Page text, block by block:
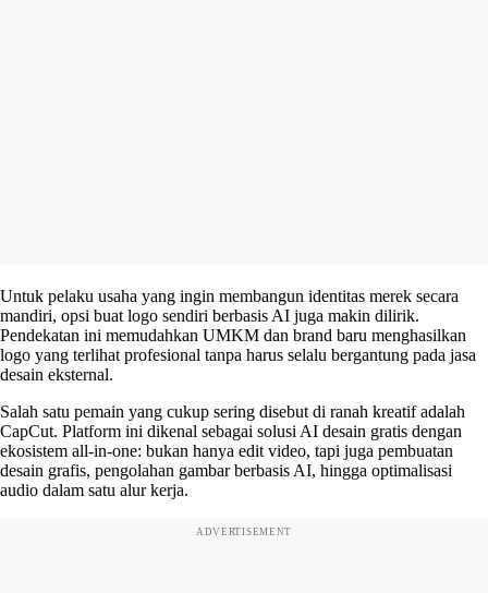
Untuk pelaku usaha yang ingin membangun identitas merek secara
mandiri, opsi buat logo sendiri berbasis AI juga makin dilirik.
Pendekatan ini memudahkan UMKM dan brand baru menghasilkan
logo yang terlihat profesional tanpa harus selalu bergantung pada jasa
desain eksternal.
Salah satu pemain yang cukup sering disebut di ranah kreatif adalah
CapCut. Platform ini dikenal sebagai solusi AI desain gratis dengan
ekosistem all-in-one: bukan hanya edit video, tapi juga pembuatan
desain grafis, pengolahan gambar berbasis AI, hingga optimalisasi
audio dalam satu alur kerja.
ADVERTISEMENT